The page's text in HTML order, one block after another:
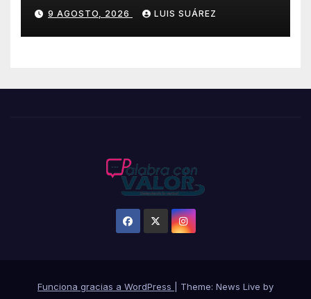
9 AGOSTO, 2026 LUIS SUÁREZ
Funciona gracias a WordPress
Theme: News Live by